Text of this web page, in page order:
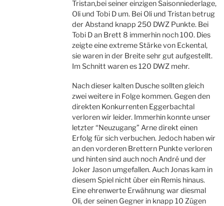
Tristan,bei seiner einzigen Saisonniederlage,
Oli und Tobi D um. Bei Oli und Tristan betrug
der Abstand knapp 250 DWZ Punkte. Bei
Tobi D an Brett 8 immerhin noch 100. Dies
zeigte eine extreme Stärke von Eckental,
sie waren in der Breite sehr gut aufgestellt.
Im Schnitt waren es 120 DWZ mehr.
Nach dieser kalten Dusche sollten gleich
zwei weitere in Folge kommen. Gegen den
direkten Konkurrenten Eggerbachtal
verloren wir leider. Immerhin konnte unser
letzter “Neuzugang” Arne direkt einen
Erfolg für sich verbuchen. Jedoch haben wir
an den vorderen Brettern Punkte verloren
und hinten sind auch noch André und der
Joker Jason umgefallen. Auch Jonas kam in
diesem Spiel nicht über ein Remis hinaus.
Eine ehrenwerte Erwähnung war diesmal
Oli, der seinen Gegner in knapp 10 Zügen